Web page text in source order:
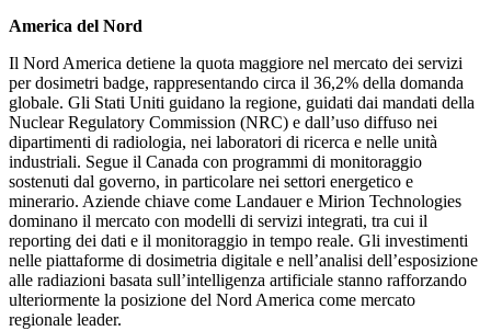
America del Nord
Il Nord America detiene la quota maggiore nel mercato dei servizi
per dosimetri badge, rappresentando circa il 36,2% della domanda
globale. Gli Stati Uniti guidano la regione, guidati dai mandati della
Nuclear Regulatory Commission (NRC) e dall’uso diffuso nei
dipartimenti di radiologia, nei laboratori di ricerca e nelle unità
industriali. Segue il Canada con programmi di monitoraggio
sostenuti dal governo, in particolare nei settori energetico e
minerario. Aziende chiave come Landauer e Mirion Technologies
dominano il mercato con modelli di servizi integrati, tra cui il
reporting dei dati e il monitoraggio in tempo reale. Gli investimenti
nelle piattaforme di dosimetria digitale e nell’analisi dell’esposizione
alle radiazioni basata sull’intelligenza artificiale stanno rafforzando
ulteriormente la posizione del Nord America come mercato
regionale leader.